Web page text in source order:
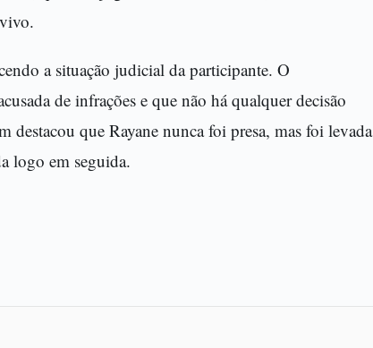
a situação judicial da participante. O
de infrações e que não há qualquer decisão
que Rayane nunca foi presa, mas foi levada
logo em seguida.